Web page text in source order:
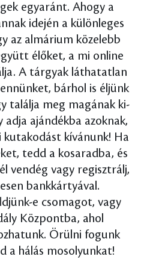
egyaránt. Ahogy a
idején a különleges
az almárium közelebb
élőket, a mi online
A tárgyak láthatatlan
bárhol is éljünk
találja meg magának ki-
adja ajándékba azoknak,
kívánunk! Ha
tedd a kosaradba, és
vendég vagy regisztrálj,
bankkártyával.
e csomagot, vagy
Központba, ahol
Örülni fogunk
a hálás mosolyunkat!